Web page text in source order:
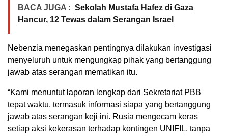
BACA JUGA : Sekolah Mustafa Hafez di Gaza
Hancur, 12 Tewas dalam Serangan Israel
Nebenzia menegaskan pentingnya dilakukan investigasi
menyeluruh untuk mengungkap pihak yang bertanggung
jawab atas serangan mematikan itu.
“Kami menuntut laporan lengkap dari Sekretariat PBB
tepat waktu, termasuk informasi siapa yang bertanggung
jawab atas serangan keji ini. Rusia mengecam keras
setiap aksi kekerasan terhadap kontingen UNIFIL, tanpa